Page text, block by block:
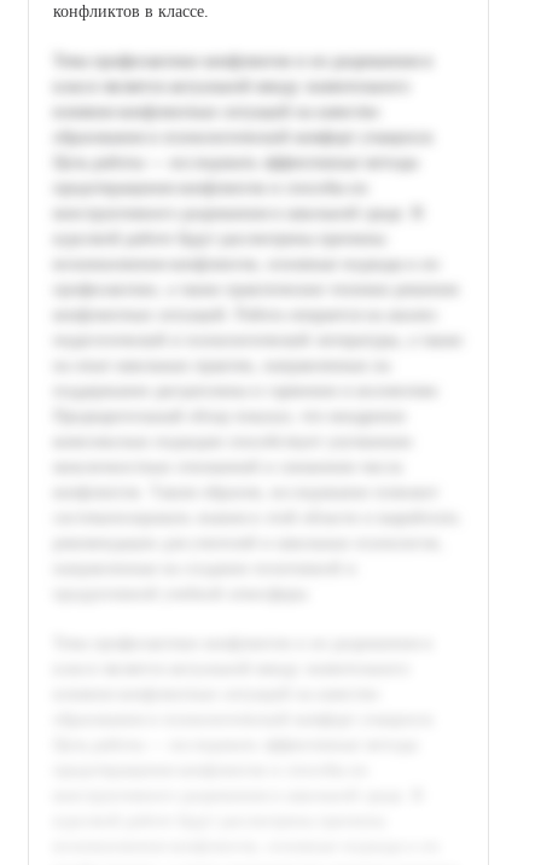
конфликтов в классе.